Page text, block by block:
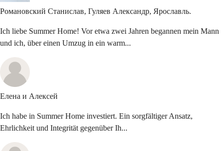
Романовский Станислав, Гуляев Александр, Ярославль.
Ich liebe Summer Home! Vor etwa zwei Jahren begannen mein Mann
und ich, über einen Umzug in ein warm...
Елена и Алексей
Ich habe in Summer Home investiert. Ein sorgfältiger Ansatz,
Ehrlichkeit und Integrität gegenüber Ih...